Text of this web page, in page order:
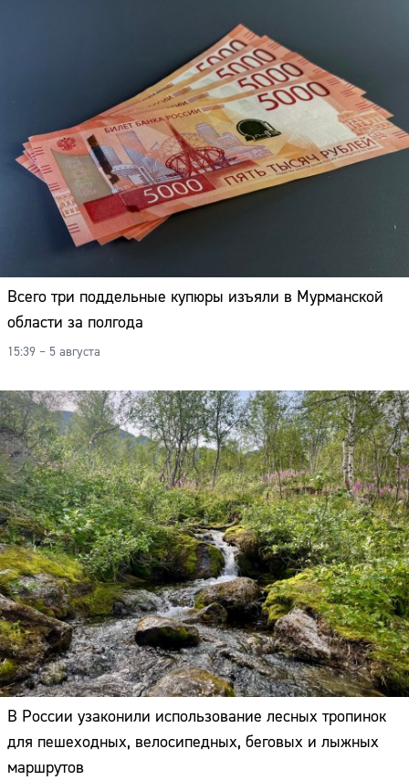
Всего три поддельные купюры изъяли в Мурманской
области за полгода
15:39 – 5 августа
В России узаконили использование лесных тропинок
для пешеходных, велосипедных, беговых и лыжных
маршрутов
Телефон: